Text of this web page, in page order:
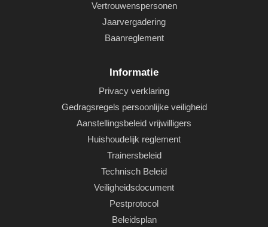
Vertrouwenspersonen
Jaarvergadering
Baanreglement
Informatie
Privacy verklaring
Gedragsregels persoonlijke veiligheid
Aanstellingsbeleid vrijwilligers
Huishoudelijk reglement
Trainersbeleid
Technisch Beleid
Veiligheidsdocument
Pestprotocol
Beleidsplan